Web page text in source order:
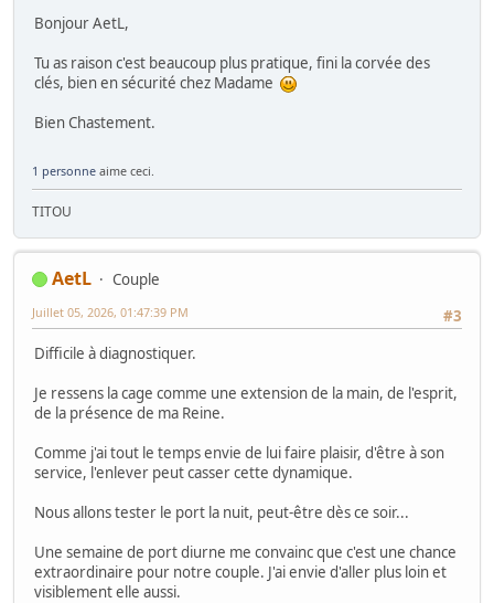
Bonjour AetL,
Tu as raison c'est beaucoup plus pratique, fini la corvée des
clés, bien en sécurité chez Madame
Bien Chastement.
1 personne aime ceci.
TITOU
AetL
Couple
#3
Juillet 05, 2026, 01:47:39 PM
Difficile à diagnostiquer.
Je ressens la cage comme une extension de la main, de l'esprit,
de la présence de ma Reine.
Comme j'ai tout le temps envie de lui faire plaisir, d'être à son
service, l'enlever peut casser cette dynamique.
Nous allons tester le port la nuit, peut-être dès ce soir...
Une semaine de port diurne me convainc que c'est une chance
extraordinaire pour notre couple. J'ai envie d'aller plus loin et
visiblement elle aussi.